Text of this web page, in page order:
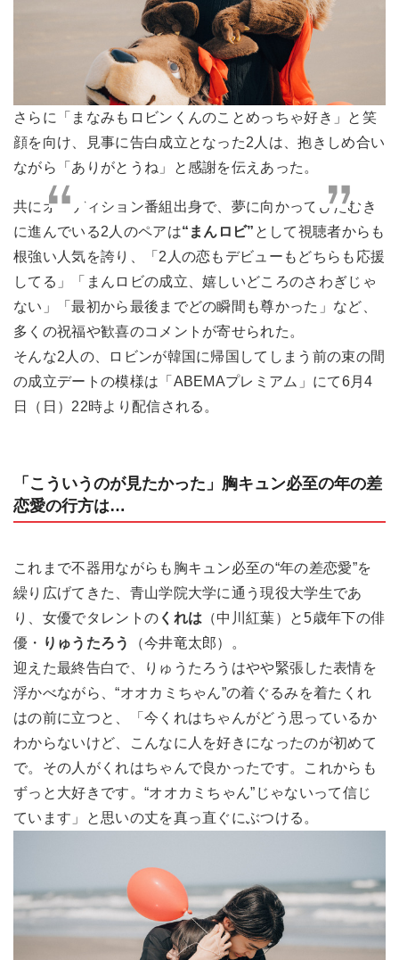
さらに「まなみもロビンくんのことめっちゃ好き」と笑
顔を向け、見事に告白成立となった2人は、抱きしめ合い
ながら「ありがとうね」と感謝を伝えあった。
共にオーディション番組出身で、夢に向かってひたむき
に進んでいる2人のペアは“まんロビ” として視聴者からも
根強い人気を誇り、「2人の恋もデビューもどちらも応援
してる」「まんロビの成立、嬉しいどころのさわぎじゃ
ない」「最初から最後までどの瞬間も尊かった」など、
多くの祝福や歓喜のコメントが寄せられた。
そんな2人の、ロビンが韓国に帰国してしまう前の束の間
の成立デートの模様は「ABEMAプレミアム」にて6月4
日（日）22時より配信される。
「こういうのが見たかった」胸キュン必至の年の差
恋愛の行方は…
これまで不器用ながらも胸キュン必至の“年の差恋愛”を
繰り広げてきた、青山学院大学に通う現役大学生であ
り、女優でタレントの くれは （中川紅葉）と5歳年下の俳
優・ りゅうたろう
（今井竜太郎）。
迎えた最終告白で、りゅうたろうはやや緊張した表情を
浮かべながら、“オオカミちゃん”の着ぐるみを着たくれ
はの前に立つと、「今くれはちゃんがどう思っているか
わからないけど、こんなに人を好きになったのが初めて
で。その人がくれはちゃんで良かったです。これからも
ずっと大好きです。“オオカミちゃん”じゃないって信じ
ています」と思いの丈を真っ直ぐにぶつける。